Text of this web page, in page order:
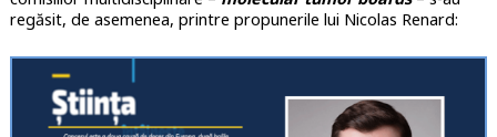
regăsit, de asemenea, printre propunerile lui Nicolas Renard: